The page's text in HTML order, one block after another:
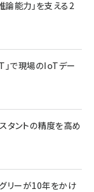
論能力」を支える2
で現場のIoTデー
タントの精度を高め
リーが10年をかけ